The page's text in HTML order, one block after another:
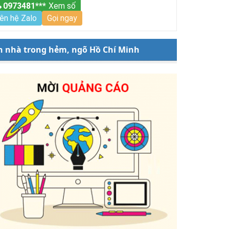
0973481*** Xem số
hệ Zalo
Gọi ngay
nhà trong hẻm, ngõ Hồ Chí Minh